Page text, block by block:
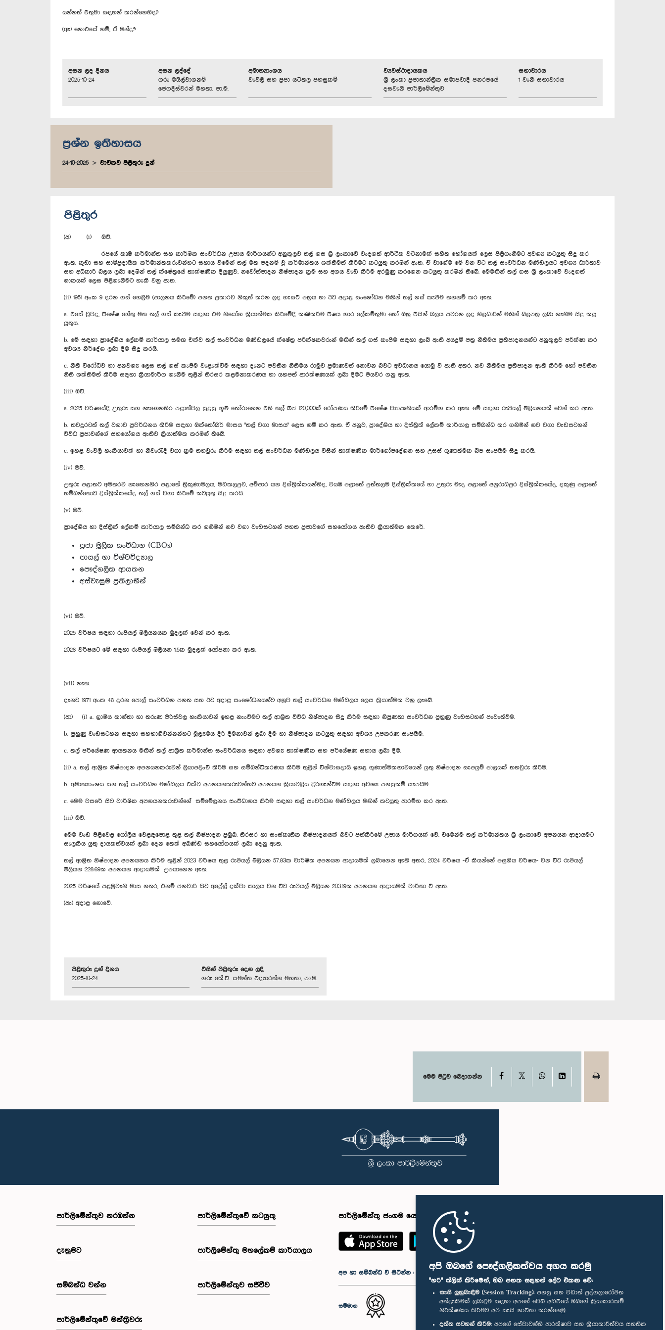
අපි ඔබගේ පෞද්ගලිකත්වය අගය කරමු
"හරි" ක්ලික් කිරීමෙන්, ඔබ පහත සඳහන් දේට එකඟ වේ:
සැසි ලුහුබැඳීම (Session Tracking): පහසු සහ වඩාත් පුද්ගලාරෝපිත
අත්දැකීමක් ලබාදීම සඳහා අපගේ වෙබ් අඩවියේ ඔබගේ ක්‍රියාකාරකම්
නිරීක්ෂණය කිරීමට අපි සැසි භාවිතා කරන්නෙමු.
දත්ත සටහන් කිරීම: අපගේ සේවාවන්හි ආරක්ෂාව සහ ක්‍රියාකාරීත්වය සහතික
යන්නත් එතුමා සඳහන් කරන්නෙහිද?
(ඇ) නොඑසේ නම්, ඒ මන්ද?
අසන ලද දිනය
2025-10-24
අසන ලද්දේ
ගරු මයිල්වාගනම්
ජෙගදීස්වරන් මහතා, පා.ම.
අමාත්‍යාංශය
වැවිලි සහ ප්‍රජා යටිතල පහසුකම්
ව්‍යවස්ථාදායකය
ශ්‍රී ලංකා ප්‍රජාතාන්ත්‍රික සමාජවාදී ජනරජයේ
දසවැනි පාර්ලිමේන්තුව
සභාවාරය
1 වැනි සභාවාරය
ප්‍රශ්න ඉතිහාසය
24-10-2025 වාචිකව පිළිතුරු දුන්
පිළිතුර
(අ) (i) ඔව්.
රජයේ කෘෂි කර්මාන්ත සහ කාර්මික සංවර්ධන උපාය මාර්ගයන්ට අනුකූලව තල් ගස ශ්‍රී ලංකාවේ වැදගත් ආර්ථික වටිනාමක් සහිත භෝගයක් ලෙස පිළිගැනීමට අවශ්‍ය කටයුතු සිදු කර
ඇත. කුඩා සහ සාම්ප්‍රදායික කර්මාන්තකරුවන්හට සහාය වීමෙන් තල් මත පදනම් වූ කර්මාන්තය ශක්තිමත් කිරීමට කටයුතු කරමින් ඇත. ඒ වාගේම මේ වන විට තල් සංවර්ධන මණ්ඩලයට අවශ්‍ය ධාරිතාව
සහ අධිකාරි බලය ලබා දෙමින් තල් ක්ෂේත්‍රයේ තාක්ෂණික දියුණුව, නවෝත්පාදන නිෂ්පාදන ක්‍රම සහ අගය වැඩි කිරීම අරමුණු කරගෙන කටයුතු කරමින් තිබේ. මෙමඟින් තල් ගස ශ්‍රී ලංකාවේ වැදගත්
ශාකයක් ලෙස පිළිගැනීමට හැකි වනු ඇත.
(ii) 1951 අංක 9 දරන ගස් හෙලීම (පාලනය කිරීමේ) පනත ප්‍රකාරව නිකුත් කරන ලද ගැසට් පත්‍රය හා ඊට අදාළ සංශෝධන මඟින් තල් ගස් කැපීම තහනම් කර ඇත.
a. එසේ වුවද, විශේෂ හේතු මත තල් ගස් කැපීම සඳහා එම නි‍යෝග ක්‍රියාත්මක කිරීමේදී කෘෂිකර්ම විෂය භාර ලේකම්තුමා හෝ ඔහු විසින් බලය පවරන ලද නිලධාරින් මඟින් බලපත්‍ර ලබා ගැනීම සිදු කළ
යුතුය.
b. මේ සඳහා ප්‍රාදේශීය ලේකම් කාර්යාල සමඟ එක්ව තල් සංවර්ධන මණ්ඩලයේ ක්ෂේත්‍ර පරීක්ෂකවරුන් මඟින් තල් ගස් කැපීම සඳහා ලැබී ඇති අයදුම් පත්‍ර නීතිමය ප්‍රතිපාදනයන්ට අනුකූලව පරීක්ෂා කර
අවශ්‍ය නිර්දේශ ලබා දීම සිදු කරයි.
c. නීති විරෝධීව හා අනවශ්‍ය ලෙස තල් ගස් කැපීම වැළැක්වීම සඳහා දැනට පවතින නීතිමය රාමුව ප්‍රමාණවත් නොවන බවට අවධානය යොමු වී ඇති අතර, නව නීතිමය ප්‍රතිපාදන ඇති කිරීම හෝ පවතින
නීති ශක්තිමත් කිරීම සඳහා ක්‍රියාමාර්ග ගැනීම තුළින් තිරසර කළමනාකරණය හා යහපත් ආරක්ෂණයක් ලබා දීමට පියවර ගනු ඇත.
(iii) ඔව්.
a. 2025 වර්ෂයේදී උතුරු සහ නැ‍ඟෙනහිර පළාත්වල සුදුසු භූමි තෝරාගෙන එහි තල් බීජ 120,000ක් රෝපණය කිරීමේ විශේෂ ව්‍යාපෘතියක් ආරම්භ කර ඇත. මේ සඳහා රුපියල් මිලියනයක් වෙන් කර ඇත.
b. තවදුරටත් තල් වගාව ප්‍රවර්ධනය කිරීම සඳහා ඔක්තෝබර් මාසය "තල් වගා මාසය" ලෙස නම් කර ඇත. ඒ අනුව, ප්‍රාදේශීය හා දිස්ත්‍රික් ලේකම් කාර්යාල සම්බන්ධ කර ගනිමින් නව වගා වැඩසටහන්
විවිධ ප්‍රජාවන්ගේ සහයෝගය ඇතිව ක්‍රියාත්මක කරමින් තිබේ.
‍c. ඉහළ ‍වැවිලි හැකියාවක් හා නිවැරැදි වගා ක්‍රම තහවුරු කිරීම සඳහා තල් සංවර්ධන මණ්ඩලය විසින් තාක්ෂණික මාර්ගෝපදේශන සහ උසස් ගුණාත්මක බීජ සැපයීම සිදු කරයි.
(iv) ඔව්.
උතුරු පළාතට අමතරව නැ‍ඟෙනහිර පළාතේ ත්‍රිකුණාමලය, මඩකලපුව, අම්පාර යන දිස්ත්‍රික්කයන්හිද, වයඹ පළාතේ පුත්තලම දිස්ත්‍රික්කයේ හා උතුරු මැද පළාතේ අනුරාධපුර දිස්ත්‍රික්කයේද, දකුණු පළාතේ
හම්බන්තොට දිස්ත්‍රික්කයේද තල් ගස් වගා කිරීමේ කටයුතු සිදු කරයි.
(v) ඔව්.
ප්‍රාදේශීය හා දිස්ත්‍රික් ලේකම් කාර්යාල සම්බන්ධ කර ගනිමින් නව වගා වැඩසටහන් පහත ප්‍රජාවගේ සහයෝගය ඇතිව ක්‍රියාත්මක කෙරේ.
ප්‍රජා මූලික සංවිධාන (CBOs)
පාසල් හා විශ්වවිද්‍යාල
පෞද්ගලික ආයතන
අස්වැසුම ප්‍රතිලාභීන්
(vi) ඔව්.
2025 වර්ෂය සඳහා රුපියල් මිලියනයක මුදලක් වෙන් කර ඇත.
2026 වර්ෂයට මේ සඳහා රුපියල් මිලියන 1.5ක මුදලක් යෝජනා කර ඇත.
(vii) නැත.
දැනට 1971 අංක 46 දරන පොල් සංවර්ධන පනත සහ ඊට අදාළ සංශෝධනයන්ට අනුව තල් සංවර්ධන මණ්ඩලය ලෙස ක්‍රියාත්මක වනු ලැබේ.
(ආ) (i) a. ග්‍රාමීය කාන්තා හා තරුණ පිරිස්වල හැකියාවන් ඉහළ නැංවීමට තල් ආශ්‍රිත විවිධ නිෂ්පාදන සිදු කිරීම සඳහා නිපුණතා සංවර්ධන පුහුණු වැඩසටහන් පැවැත්වීම.
b. පුහුණු වැඩසටහන සඳහා සහභාගිවන්නන්හට මූල්‍යමය දිරි දීමනාවන් ලබා දීම හා නිෂ්පාදන කටයුතු සඳහා අවශ්‍ය උපකරණ සැපයීම.
c. තල් පර්යේෂණ ආයතනය මඟින් තල් ආශ්‍රිත කර්මාන්ත සංවර්ධනය සඳහා අවශ්‍ය තාක්ෂණික සහ පර්යේෂණ සහාය ලබා දීම.
(ii) a. තල් ආශ්‍රිත නිෂ්පාදන අපනයනකරුවන් ලියාපදිංචි කිරීම සහ සම්බන්ධීකරණය කිරීම තුළින් විශ්වාසදායී ඉහළ ගුණාත්මකභාවයෙන් යුතු නිෂ්පාදන සැපයුම් ජාලයක් තහවුරු කිරීම.
b. අමාත්‍යාංශය සහ තල් සංවර්ධන මණ්ඩලය එක්ව අපනයනකරුවන්හට අපනයන ක්‍රියාවලිය දිරිගැන්වීම සඳහා අවශ්‍ය පහසුකම් සැපයීම.
c. මෙම වසරේ සිට වාර්ෂික අපනයනකරුවන්ගේ සම්මේලනය සංවිධානය කිරීම සඳහා තල් සංවර්ධන මණ්ඩලය මඟින් කටයුතු ආරම්භ කර ඇත.
(iii) ඔව්.
මෙම වැඩ පිළිවෙළ ගෝලීය වෙළඳපොළ තුළ තල් නිෂ්පාදන ප්‍රමුඛ, තිරසර හා සංස්කෘතික නිෂ්පාදනයක් බවට පත්කිරීමේ උපාය මාර්ගයක් වේ. එමෙන්ම තල් කර්මාන්තය ශ්‍රී ලංකාවේ අපනයන ආදායමට
සැලකිය යුතු දායකත්වයක් ලබා දෙන තෙක් අඛණ්ඩ සහයෝගයක් ලබා දෙනු ඇත.
තල් ආශ්‍රිත නිෂ්පාදන අපනයනය කිරීම තුළින් 2023 වර්ෂය තුළ රුපියල් මිලියන 57.83ක වාර්ෂික අපනයන ආදායමක් ලබාගෙන ඇති අතර, 2024 වර්ෂය -ඒ කියන්නේ පසුගිය වර්ෂය- වන විට රුපියල්
මිලියන 228.69ක අපනයන ආදායමක් උපයාගෙන ඇත.‍
2025 වර්ෂයේ පළමුවැනි මාස හතර, එනම් ජනවාරි සිට අප්‍රේල් දක්වා කාලය වන විට රුපියල් මිලියන 203.19ක අපනයන ආදායමක් වාර්තා වී ඇත.
(ඇ) අදාළ නොවේ.
පිළිතුරු දුන් දිනය
2025-10-24
විසින් පිළිතුරු දෙන ලදී
ගරු කේ.වී. සමන්ත විද්‍යාරත්න මහතා, පා.ම.
මෙම පිටුව බෙදාගන්න Facebook WhatsAppLinkedIn
පාර්ලි‌මේන්තුව නරඹන්න
දැනුමට
සම්බන්ධ වන්න
පාර්ලි‌මේන්තුවේ මන්ත්‍රීවරු
පාර්ලිමේන්තුවේ කටයුතු
පාර්ලිමේන්තු මහලේකම් කාර්යාලය
පාර්ලිමේන්තුව සජීවීව
පාර්ලිමේන්තු ජංගම යෙදුම
අප හා සම්බන්ධ වී සිටින්න :
සම්මාන